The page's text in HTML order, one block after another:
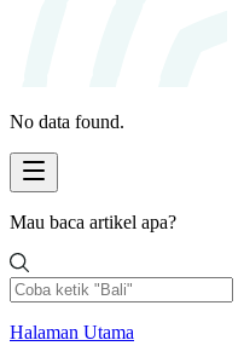
No data found.
Mau baca artikel apa?
Halaman Utama